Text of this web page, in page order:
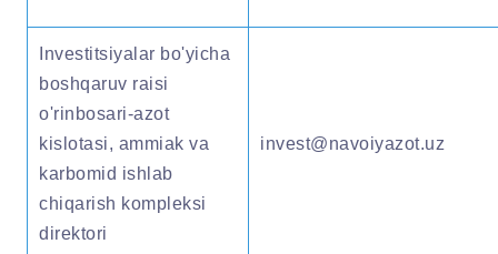
Investitsiyalar bo'yicha
boshqaruv raisi
o'rinbosari-azot
kislotasi, ammiak va
karbomid ishlab
chiqarish kompleksi
direktori
invest@navoiyazot.uz